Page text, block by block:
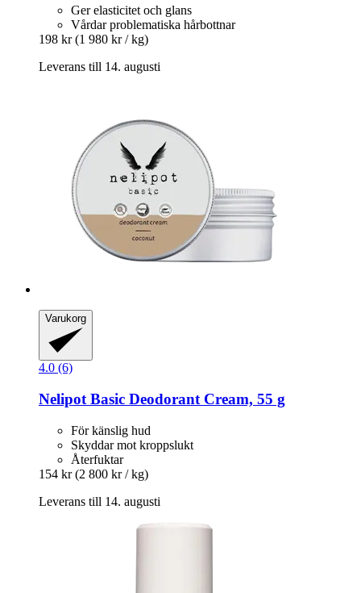
Ger elasticitet och glans
Vårdar problematiska hårbottnar
198 kr (1 980 kr / kg)
Leverans till 14. augusti
Varukorg
4.0 (6)
Nelipot Basic Deodorant Cream, 55 g
För känslig hud
Skyddar mot kroppslukt
Återfuktar
154 kr (2 800 kr / kg)
Leverans till 14. augusti